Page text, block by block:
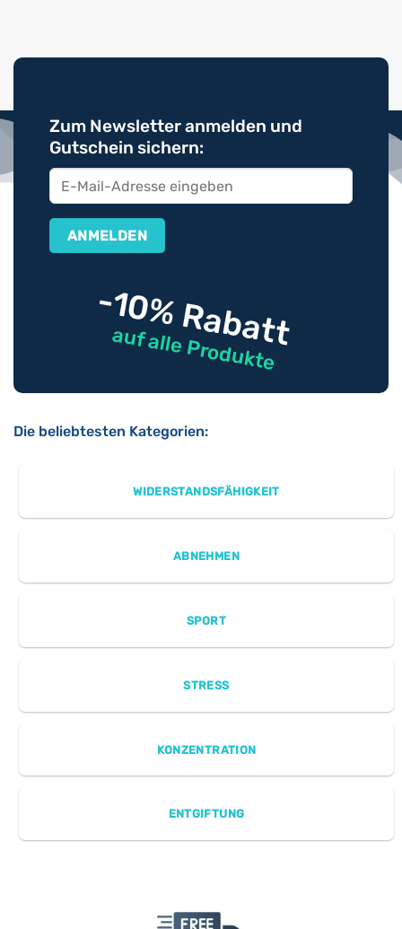
Zum Newsletter anmelden und
Gutschein sichern:
-10% Rabatt
auf alle Produkte
Die beliebtesten Kategorien:
WIDERSTANDSFÄHIGKEIT
ABNEHMEN
SPORT
STRESS
KONZENTRATION
ENTGIFTUNG